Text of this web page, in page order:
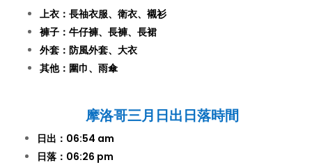
上衣：長䄂衣服、衛衣、襯衫
褲子：牛仔褲、長褲、長裙
外套：防風外套、大衣
其他：圍巾、雨傘
摩洛哥三月 日出日落時間
日出：06:54 am
日落：06:26 pm